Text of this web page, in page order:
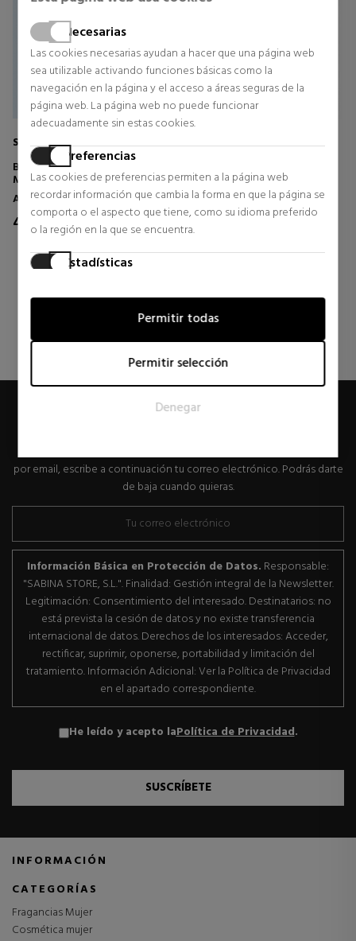
Necesarias
Las cookies necesarias ayudan a hacer que una página web
sea utilizable activando funciones básicas como la
navegación en la página y el acceso a áreas seguras de la
página web. La página web no puede funcionar
adecuadamente sin estas cookies.
Preferencias
Las cookies de preferencias permiten a la página web
recordar información que cambia la forma en que la página se
comporta o el aspecto que tiene, como su idioma preferido
o la región en la que se encuentra.
Estadísticas
web a comprender cómo interactúan los visitantes con las
páginas web reuniendo y proporcionando información de
forma anónima.
Las cookies de marketing se utilizan para rastrear a los
visitantes en las páginas web. La intención es mostrar
externos.
Permitir todas
Permitir selección
Denegar
SABINA
BOLSA DE RAFIA CON BRILLO
MULTIUSOS
Accesorios
4,95 €
6 opiniones
SABINA
PARA MASCOTAS
Accesorios
1,00 €
1 opiniones
por email, escribe a continuación tu correo electrónico. Podrás darte
de baja cuando quieras.
Información Básica en Protección de Datos. Responsable:
"SABINA STORE, S.L.". Finalidad: Gestión integral de la Newsletter.
Legitimación: Consentimiento del interesado. Destinatarios: no
está prevista la cesión de datos y no existe transferencia
internacional de datos. Derechos de los interesados: Acceder,
rectificar, suprimir, oponerse, portabilidad y limitación del
tratamiento. Información Adicional: Ver la Política de Privacidad
en el apartado correspondiente.
He leído y acepto laPolítica de Privacidad.
SUSCRÍBETE
INFORMACIÓN
CATEGORÍAS
Fragancias Mujer
Cosmética mujer